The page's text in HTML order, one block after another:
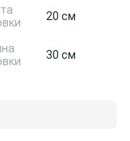
20 см
30 см